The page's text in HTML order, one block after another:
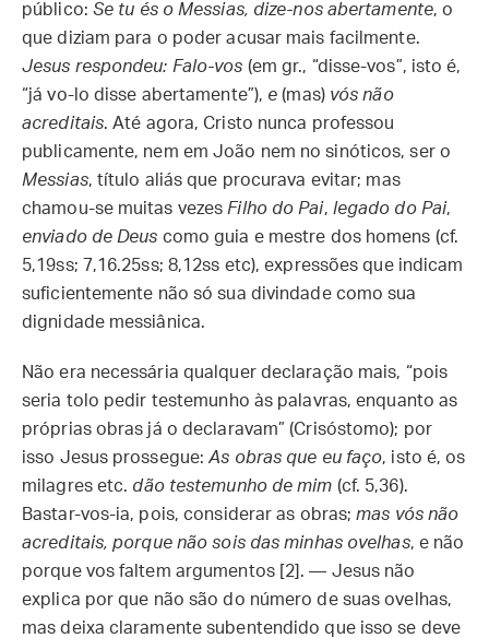
público: Se tu és o Messias, dize-nos abertamente, o
que diziam para o poder acusar mais facilmente.
Jesus respondeu: Falo-vos (em gr., “disse-vos”, isto é,
“já vo-lo disse abertamente”), e (mas) vós não
acreditais. Até agora, Cristo nunca professou
publicamente, nem em João nem no sinóticos, ser o
Messias, título aliás que procurava evitar; mas
chamou-se muitas vezes Filho do Pai, legado do Pai,
enviado de Deus como guia e mestre dos homens (cf.
5,19ss; 7,16.25ss; 8,12ss etc), expressões que indicam
suficientemente não só sua divindade como sua
dignidade messiânica.
Não era necessária qualquer declaração mais, “pois
seria tolo pedir testemunho às palavras, enquanto as
próprias obras já o declaravam” (Crisóstomo); por
isso Jesus prossegue:As obras que eu faço, isto é, os
milagres etc. dão testemunho de mim (cf. 5,36).
Bastar-vos-ia, pois, considerar as obras;mas vós não
acreditais, porque não sois das minhas ovelhas, e não
porque vos faltem argumentos [2]. — Jesus não
explica por que não são do número de suas ovelhas,
mas deixa claramente subentendido que isso se deve